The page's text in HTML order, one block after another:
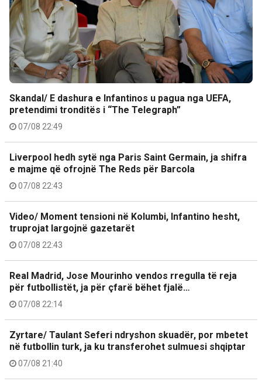
Skandal/ E dashura e Infantinos u pagua nga UEFA,
pretendimi tronditës i “The Telegraph”
07/08 22:49
Liverpool hedh sytë nga Paris Saint Germain, ja shifra
e majme që ofrojnë The Reds për Barcola
07/08 22:43
Video/ Moment tensioni në Kolumbi, Infantino hesht,
truprojat largojnë gazetarët
07/08 22:43
Real Madrid, Jose Mourinho vendos rregulla të reja
për futbollistët, ja për çfarë bëhet fjalë…
07/08 22:14
Zyrtare/ Taulant Seferi ndryshon skuadër, por mbetet
në futbollin turk, ja ku transferohet sulmuesi shqiptar
07/08 21:40